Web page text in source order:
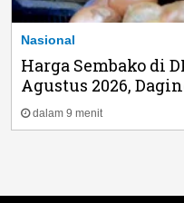
Nasional
Harga Sembako di
Agustus 2026,
dalam 9 menit